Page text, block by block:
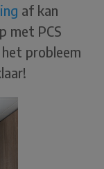
af kan
met PCS
probleem